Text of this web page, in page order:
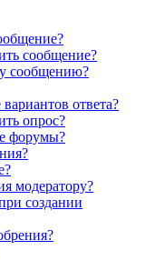
сообщение?
сообщению?
ответа?
опрос?
форумы?
модератору?
создании